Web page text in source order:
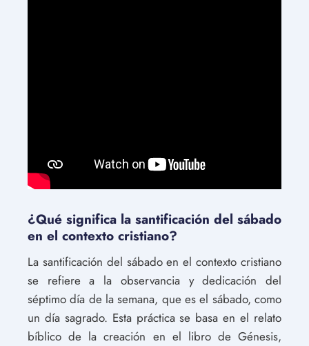
¿Qué significa la santificación del sábado
en el contexto cristiano?
La santificación del sábado en el contexto cristiano
se refiere a la observancia y dedicación del
séptimo día de la semana, que es el sábado, como
un día sagrado. Esta práctica se basa en el relato
bíblico de la creación en el libro de Génesis,